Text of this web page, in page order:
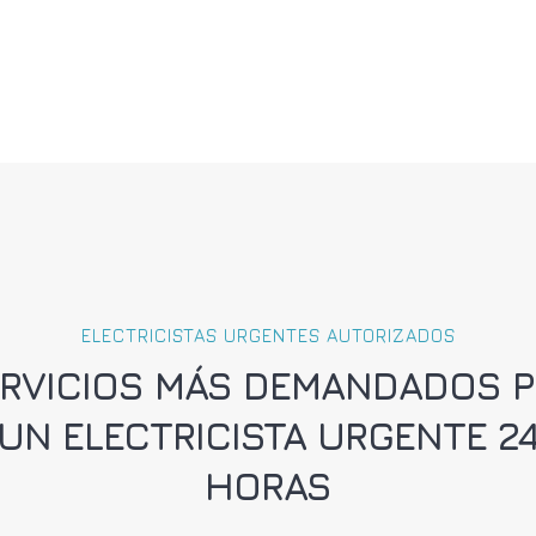
ELECTRICISTAS URGENTES AUTORIZADOS
MÁS DEMANDADOS
ELECTRICISTA URGENTE
HORAS